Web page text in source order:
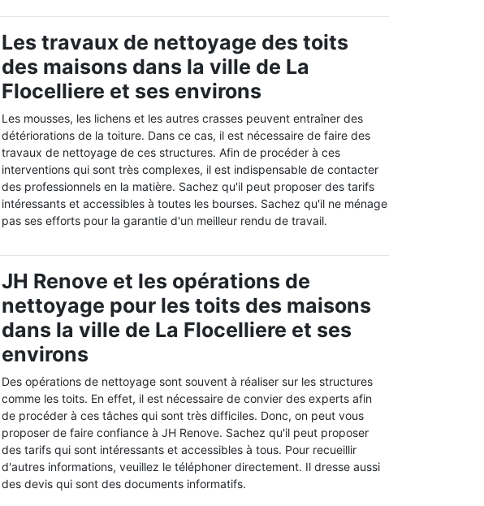
Les travaux de nettoyage des toits
des maisons dans la ville de La
Flocelliere et ses environs
Les mousses, les lichens et les autres crasses peuvent entraîner des
détériorations de la toiture. Dans ce cas, il est nécessaire de faire des
travaux de nettoyage de ces structures. Afin de procéder à ces
interventions qui sont très complexes, il est indispensable de contacter
des professionnels en la matière. Sachez qu'il peut proposer des tarifs
intéressants et accessibles à toutes les bourses. Sachez qu'il ne ménage
pas ses efforts pour la garantie d'un meilleur rendu de travail.
JH Renove et les opérations de
nettoyage pour les toits des maisons
dans la ville de La Flocelliere et ses
environs
Des opérations de nettoyage sont souvent à réaliser sur les structures
comme les toits. En effet, il est nécessaire de convier des experts afin
de procéder à ces tâches qui sont très difficiles. Donc, on peut vous
proposer de faire confiance à JH Renove. Sachez qu'il peut proposer
des tarifs qui sont intéressants et accessibles à tous. Pour recueillir
d'autres informations, veuillez le téléphoner directement. Il dresse aussi
des devis qui sont des documents informatifs.